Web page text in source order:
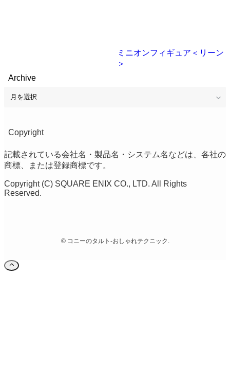
ミニオンフィギュア＜リーン
＞
Archive
Copyright
記載されている会社名・製品名・システム名などは、各社の
商標、または登録商標です。
Copyright (C) SQUARE ENIX CO., LTD. All Rights
Reserved.
©コニーのタルト-おしゃれテクニック.